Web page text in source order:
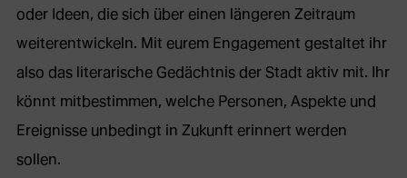
oder Ideen, die sich über einen längeren Zeitraum
weiterentwickeln. Mit eurem Engagement gestaltet ihr
also das literarische Gedächtnis der Stadt aktiv mit. Ihr
könnt mitbestimmen, welche Personen, Aspekte und
Ereignisse unbedingt in Zukunft erinnert werden
sollen.